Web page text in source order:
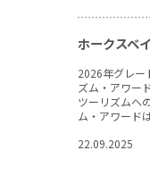
ホークスベ
2026年グレー
ズム・アワー
ツーリズムへ
ム・アワード
22.09.2025